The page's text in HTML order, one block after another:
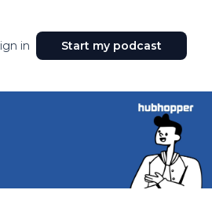
in Start my podcast